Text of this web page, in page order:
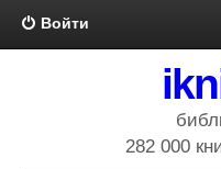
Войти
282 000